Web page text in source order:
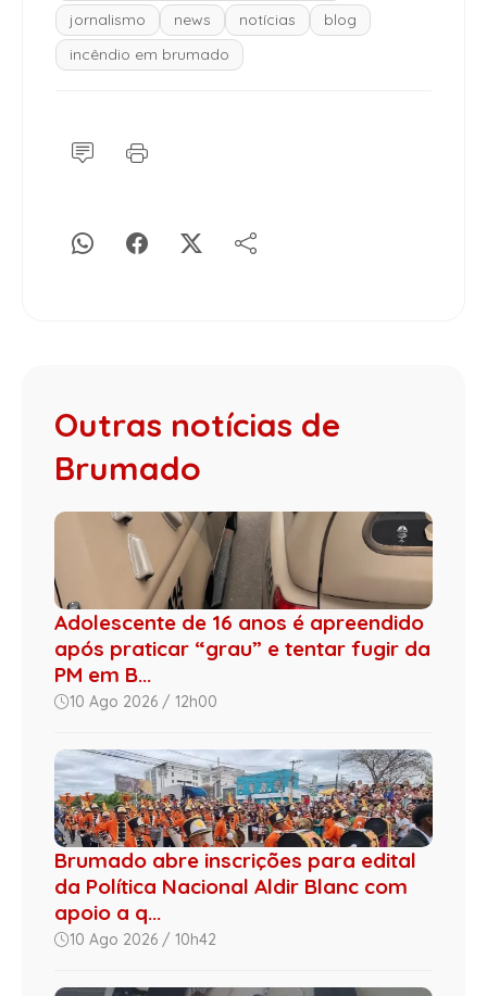
jornalismo
news notícias
blog
incêndio em brumado
Outras notícias de
Brumado
Adolescente de 16 anos é apreendido
após praticar “grau” e tentar fugir da
PM em B...
10 Ago 2026 / 12h00
Brumado abre inscrições para edital
da Política Nacional Aldir Blanc com
apoio a q...
10 Ago 2026 / 10h42